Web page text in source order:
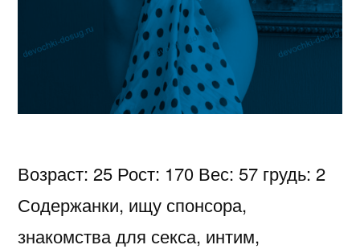
Возраст: 25 Рост: 170 Вес: 57 грудь: 2
Содержанки, ищу спонсора,
знакомства для секса, интим,